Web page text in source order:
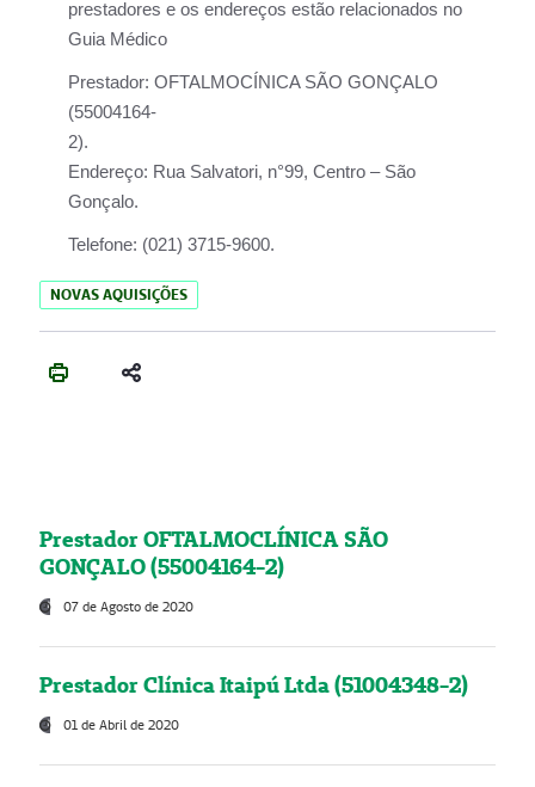
prestadores e os endereços estão relacionados no
Guia Médico
Prestador: OFTALMOCÍNICA SÃO GONÇALO
(55004164-
2).
Endereço: Rua Salvatori, n°99, Centro – São
Gonçalo.
Telefone: (021) 3715-9600.
NOVAS AQUISIÇÕES
Prestador OFTALMOCLÍNICA SÃO
GONÇALO (55004164-2)
07 de Agosto de 2020
Prestador Clínica Itaipú Ltda (51004348-2)
01 de Abril de 2020